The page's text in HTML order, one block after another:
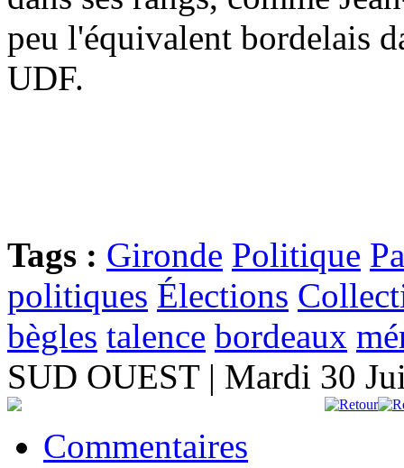
peu l'équivalent bordelais
UDF.
Tags : Gironde Politique
politiques Élections
bègles talence bordeaux
SUD OUEST | Mardi 30
Commentaires